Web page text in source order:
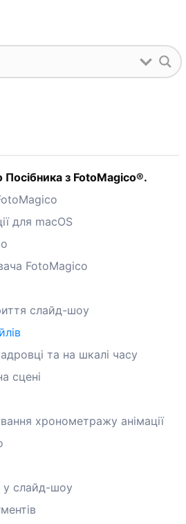
з FotoMagico®.
для macOS
FotoMagico
слайд-шоу
та на шкалі часу
сцені
хронометражу анімації
у слайд-шоу